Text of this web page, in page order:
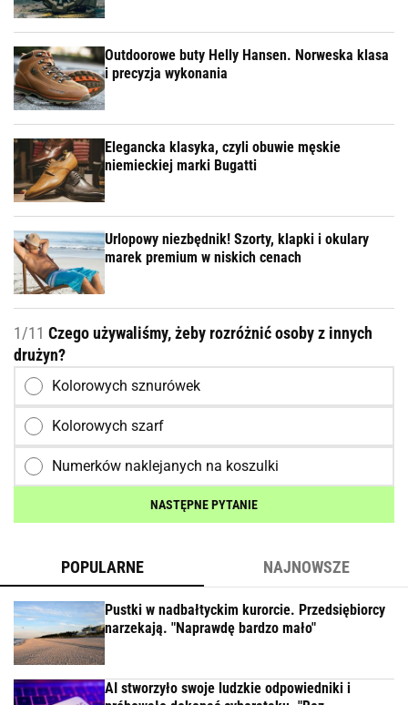
Outdoorowe buty Helly Hansen. Norweska klasa
i precyzja wykonania
Elegancka klasyka, czyli obuwie męskie
niemieckiej marki Bugatti
Urlopowy niezbędnik! Szorty, klapki i okulary
marek premium w niskich cenach
1/11 Czego używaliśmy, żeby rozróżnić osoby z innych
drużyn?
Kolorowych sznurówek
Kolorowych szarf
Numerków naklejanych na koszulki
NASTĘPNE PYTANIE
POPULARNE NAJNOWSZE
Pustki w nadbałtyckim kurorcie. Przedsiębiorcy
narzekają. "Naprawdę bardzo mało"
AI stworzyło swoje ludzkie odpowiedniki i